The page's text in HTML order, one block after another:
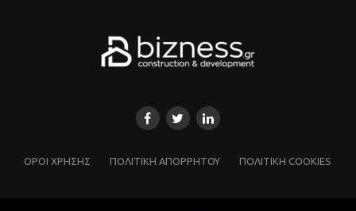
ΌΡΟΙ ΧΡΗΣΗΣ ΠΟΛΙΤΙΚΗ ΑΠΟΡΡΗΤΟΥ ΠΟΛΙΤΙΚΗ COOKIES